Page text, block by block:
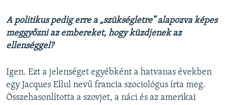
A politikus pedig erre a „szükségletre” alapozva képes
meggyőzni az embereket, hogy küzdjenek az
ellenséggel?
Igen. Ezt a jelenséget egyébként a hatvanas években
egy Jacques Ellul nevű francia szociológus írta meg.
Összehasonlította a szovjet, a náci és az amerikai